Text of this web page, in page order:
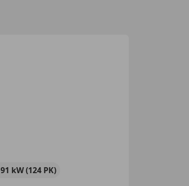
91 kW (124 PK)